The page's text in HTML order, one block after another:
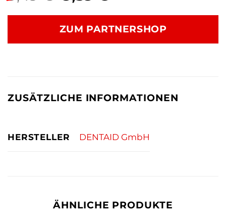
Preis
war:
9,49 €
ist:
9,39 €.
ZUM PARTNERSHOP
ZUSÄTZLICHE INFORMATIONEN
HERSTELLER DENTAID GmbH
ÄHNLICHE PRODUKTE